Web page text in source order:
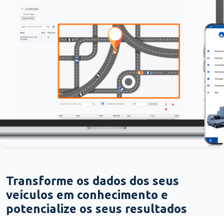
Transforme os dados dos seus
veículos em conhecimento e
potencialize os seus resultados